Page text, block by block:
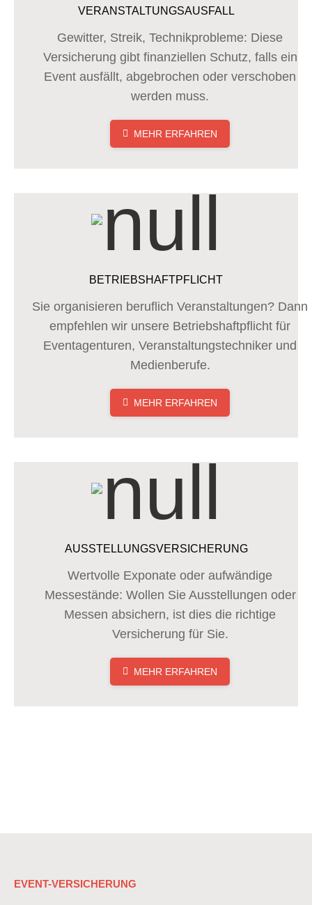
VERANSTALTUNGSAUSFALL
Gewitter, Streik, Technikprobleme: Diese
Versicherung gibt finanziellen Schutz, falls ein
Event ausfällt, abgebrochen oder verschoben
werden muss.
MEHR ERFAHREN
BETRIEBSHAFTPFLICHT
Sie organisieren beruflich Veranstaltungen? Dann
empfehlen wir unsere Betriebshaftpflicht für
Eventagenturen, Veranstaltungstechniker und
Medienberufe.
MEHR ERFAHREN
AUSSTELLUNGSVERSICHERUNG
Wertvolle Exponate oder aufwändige
Messestände: Wollen Sie Ausstellungen oder
Messen absichern, ist dies die richtige
Versicherung für Sie.
MEHR ERFAHREN
EVENT-VERSICHERUNG